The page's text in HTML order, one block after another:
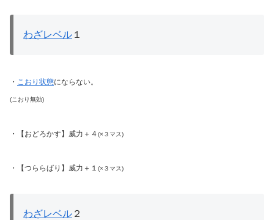
わざレベル １
・ こおり状態にならない。
(こおり無効)
・【おどろかす】威力＋４(×３マス)
・【つららばり】威力＋１ (×３マス)
わざレベル ２